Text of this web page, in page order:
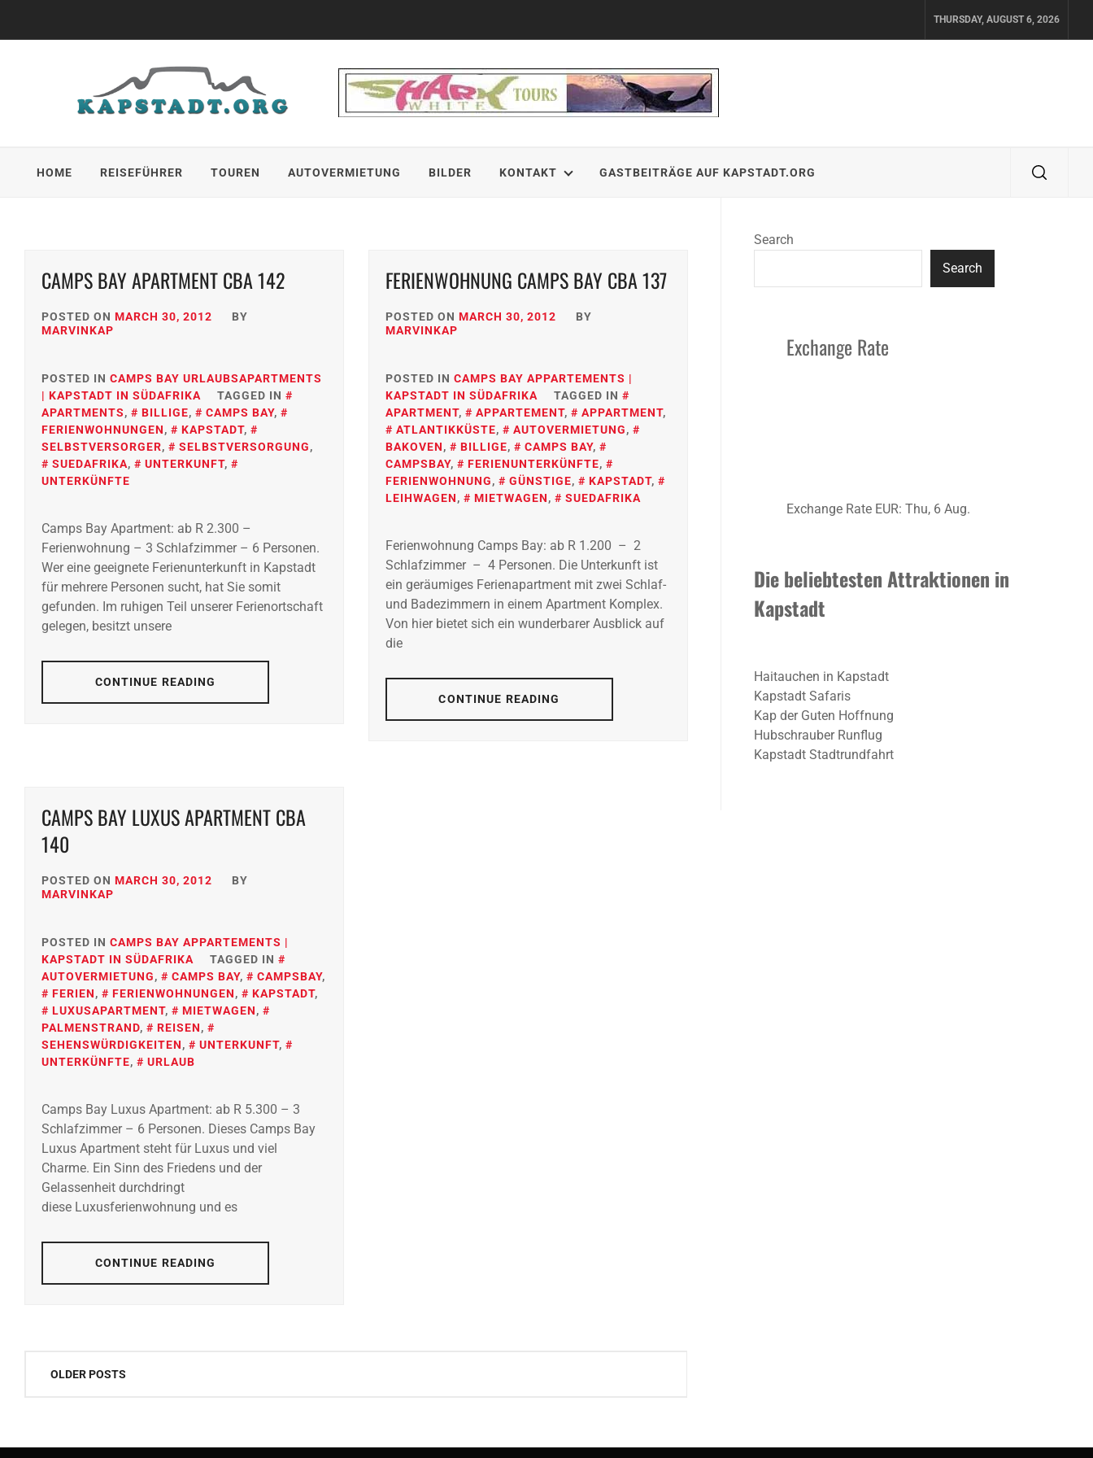
THURSDAY, AUGUST 6, 2026
HOME REISEFÜHRER TOUREN AUTOVERMIETUNG BILDER KONTAKT GASTBEITRÄGE AUF KAPSTADT.ORG
CAMPS BAY APARTMENT CBA 142
POSTED ON MARCH 30, 2012
BY
MARVINKAP
POSTED IN CAMPS BAY URLAUBSAPARTMENTS
| KAPSTADT IN SÜDAFRIKA
TAGGED IN
APARTMENTS, BILLIGE, CAMPS BAY,
FERIENWOHNUNGEN, KAPSTADT,
SELBSTVERSORGER, SELBSTVERSORGUNG,
SUEDAFRIKA, UNTERKUNFT,
UNTERKÜNFTE
Camps Bay Apartment: ab R 2.300 –
Ferienwohnung – 3 Schlafzimmer – 6 Personen.
Wer eine geeignete Ferienunterkunft in Kapstadt
für mehrere Personen sucht, hat Sie somit
gefunden. Im ruhigen Teil unserer Ferienortschaft
gelegen, besitzt unsere
CONTINUE READING
FERIENWOHNUNG CAMPS BAY CBA 137
POSTED ON MARCH 30, 2012
BY
MARVINKAP
POSTED IN CAMPS BAY APPARTEMENTS |
KAPSTADT IN SÜDAFRIKA
TAGGED IN
APARTMENT, APPARTEMENT, APPARTMENT,
ATLANTIKKÜSTE, AUTOVERMIETUNG,
BAKOVEN, BILLIGE, CAMPS BAY,
CAMPSBAY, FERIENUNTERKÜNFTE,
FERIENWOHNUNG, GÜNSTIGE, KAPSTADT,
LEIHWAGEN, MIETWAGEN, SUEDAFRIKA
Ferienwohnung Camps Bay: ab R 1.200 – 2
Schlafzimmer – 4 Personen. Die Unterkunft ist
ein geräumiges Ferienapartment mit zwei Schlaf-
und Badezimmern in einem Apartment Komplex.
Von hier bietet sich ein wunderbarer Ausblick auf
die
CONTINUE READING
CAMPS BAY LUXUS APARTMENT CBA
140
POSTED ON MARCH 30, 2012
BY
MARVINKAP
POSTED IN CAMPS BAY APPARTEMENTS |
KAPSTADT IN SÜDAFRIKA
TAGGED IN
AUTOVERMIETUNG, CAMPS BAY, CAMPSBAY,
FERIEN, FERIENWOHNUNGEN, KAPSTADT,
LUXUSAPARTMENT, MIETWAGEN,
PALMENSTRAND, REISEN,
SEHENSWÜRDIGKEITEN, UNTERKUNFT,
UNTERKÜNFTE, URLAUB
Camps Bay Luxus Apartment: ab R 5.300 – 3
Schlafzimmer – 6 Personen. Dieses Camps Bay
Luxus Apartment steht für Luxus und viel
Charme. Ein Sinn des Friedens und der
Gelassenheit durchdringt
diese Luxusferienwohnung und es
CONTINUE READING
PostsOLDER POSTS
Search
Search
Exchange Rate
Exchange Rate EUR: Thu, 6 Aug.
Die beliebtesten Attraktionen in
Kapstadt
Haitauchen in Kapstadt
Kapstadt Safaris
Kap der Guten Hoffnung
Hubschrauber Runflug
Kapstadt Stadtrundfahrt